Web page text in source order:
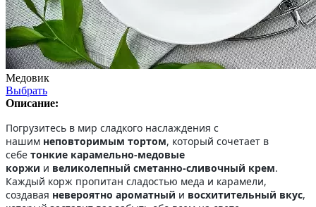
Медовик
Выбрать
Описание:
Погрузитесь в мир сладкого наслаждения с
нашим неповторимым тортом, который сочетает в
себе тонкие карамельно-медовые
коржи и великолепный сметанно-сливочный крем.
Каждый корж пропитан сладостью меда и карамели,
создавая невероятно ароматный и восхитительный вкус,